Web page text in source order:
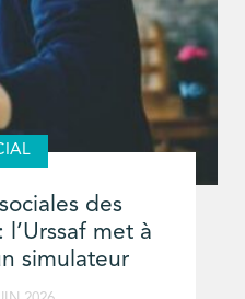
des
met à
simulateur